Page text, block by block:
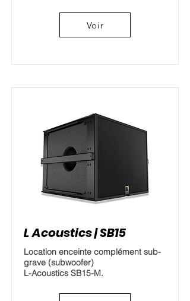
Voir
L Acoustics | SB15
Location enceinte complément sub-
grave (subwoofer)
L-Acoustics SB15-M.